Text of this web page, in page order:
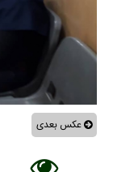
عکس بعدی